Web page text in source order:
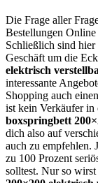
Die Frage aller
Bestellungen
Schließlich sind
Geschäft um die
elektrisch
interessante
Shopping auch
ist kein Verkäufer
boxspringbett
dich also auf
auch zu empfehlen.
zu 100 Prozent
solltest. Nur so